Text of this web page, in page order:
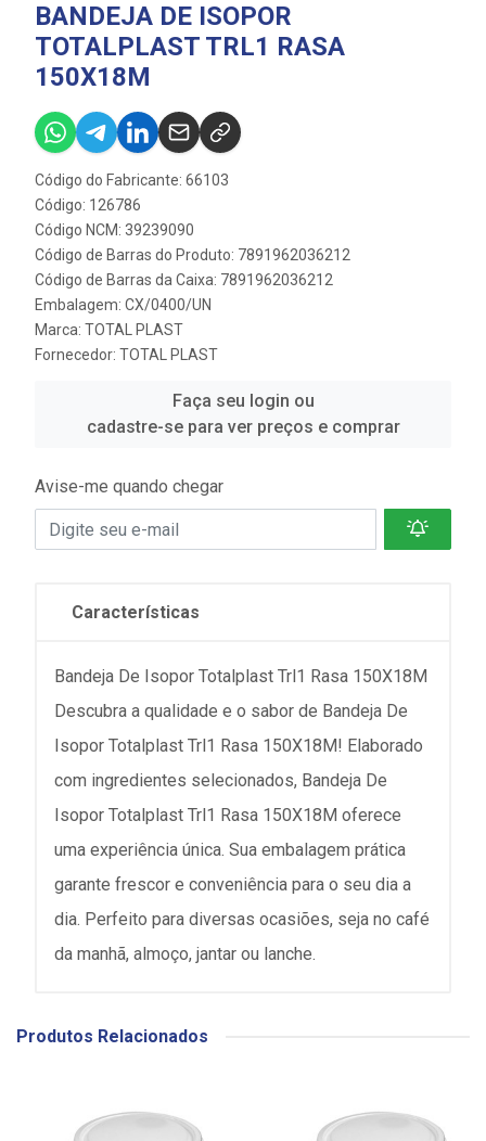
BANDEJA DE ISOPOR
TOTALPLAST TRL1 RASA
150X18M
Código do Fabricante: 66103
Código: 126786
Código NCM: 39239090
Código de Barras do Produto: 7891962036212
Código de Barras da Caixa: 7891962036212
Embalagem: CX/0400/UN
Marca: TOTAL PLAST
Fornecedor: TOTAL PLAST
Faça seu login ou
cadastre-se para ver preços e comprar
Avise-me quando chegar
Características
Bandeja De Isopor Totalplast Trl1 Rasa 150X18M
Descubra a qualidade e o sabor de Bandeja De
Isopor Totalplast Trl1 Rasa 150X18M! Elaborado
com ingredientes selecionados, Bandeja De
Isopor Totalplast Trl1 Rasa 150X18M oferece
uma experiência única. Sua embalagem prática
garante frescor e conveniência para o seu dia a
dia. Perfeito para diversas ocasiões, seja no café
da manhã, almoço, jantar ou lanche.
Produtos Relacionados